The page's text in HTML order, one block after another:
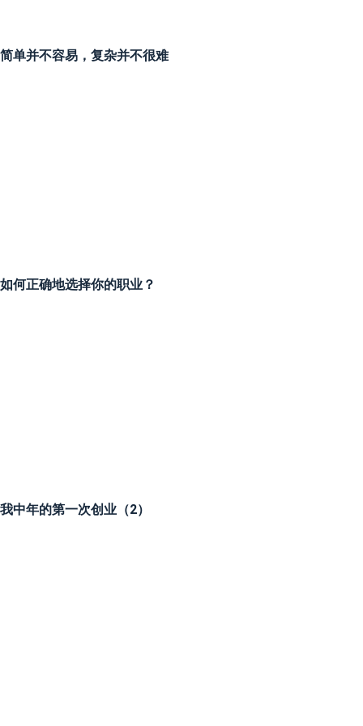
简单并不容易，复杂并不很难
如何正确地选择你的职业？
我中年的第一次创业（2）